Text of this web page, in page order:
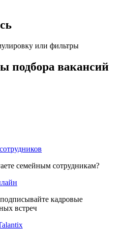
или фильтры
подбора вакансий
семейным сотрудникам?
кадровые
встреч